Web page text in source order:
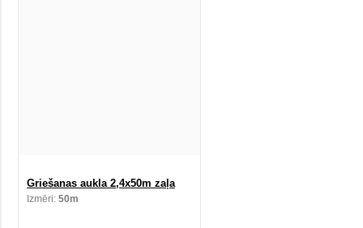
Griešanas aukla 2,4x50m zaļa
Izmēri: 50m